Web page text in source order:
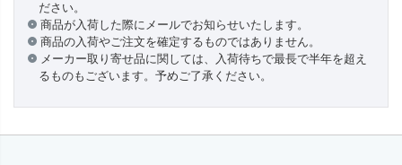
ださい。
商品が入荷した際にメールでお知らせいたします。
商品の入荷やご注文を確定するものではありません。
メーカー取り寄せ品に関しては、入荷待ちで最長で半年を超え
るものもございます。予めご了承ください。